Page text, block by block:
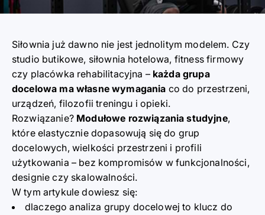
Siłownia już dawno nie jest jednolitym modelem. Czy
studio butikowe, siłownia hotelowa, fitness firmowy
czy placówka rehabilitacyjna – każda grupa
docelowa ma własne wymagania co do przestrzeni,
urządzeń, filozofii treningu i opieki.
Rozwiązanie? Modułowe rozwiązania studyjne,
które elastycznie dopasowują się do grup
docelowych, wielkości przestrzeni i profili
użytkowania – bez kompromisów w funkcjonalności,
designie czy skalowalności.
W tym artykule dowiesz się:
dlaczego analiza grupy docelowej to klucz do